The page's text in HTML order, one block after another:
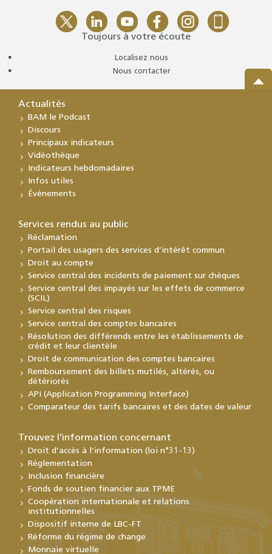
Toujours à votre écoute
Localisez nous
Nous contacter
Actualités
BAM le Podcast
Discours
Principaux indicateurs
Vidéothèque
Indicateurs hebdomadaires
Infos utiles
Événements
Services rendus au public
Réclamation
Portail des usagers des services d’intérêt commun
Droit au compte
Service central des incidents de paiement sur chèques
Service central des impayés sur les effets de commerce
(SCIL)
Service central des risques
Service central des comptes bancaires
Résolution des différends entre les établissements de
crédit et leur clientèle
Droit de communication des comptes bancaires
Remboursement des billets mutilés, altérés, ou
détériorés
API (Application Programming Interface)
Comparateur des tarifs bancaires et des dates de valeur
Trouvez l’information concernant
Droit d’accès à l’information (loi n°31-13)
Réglementation
Inclusion financière
Fonds de soutien financier aux TPME
Coopération internationale et relations
institutionnelles
Dispositif interne de LBC-FT
Réforme du régime de change
Monnaie virtuelle